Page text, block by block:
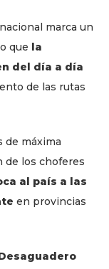
marca un
que la
del día a día
de las rutas
de máxima
de los choferes
al país a las
en provincias